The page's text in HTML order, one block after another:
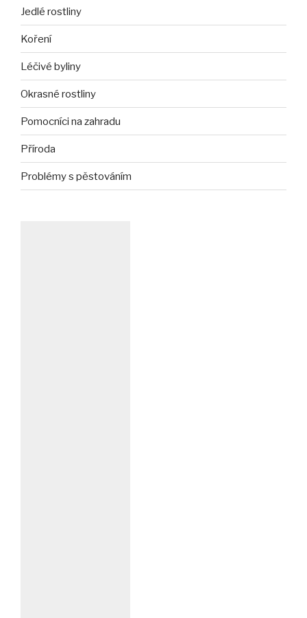
Jedlé rostliny
Koření
Léčivé byliny
Okrasné rostliny
Pomocníci na zahradu
Příroda
Problémy s pěstováním